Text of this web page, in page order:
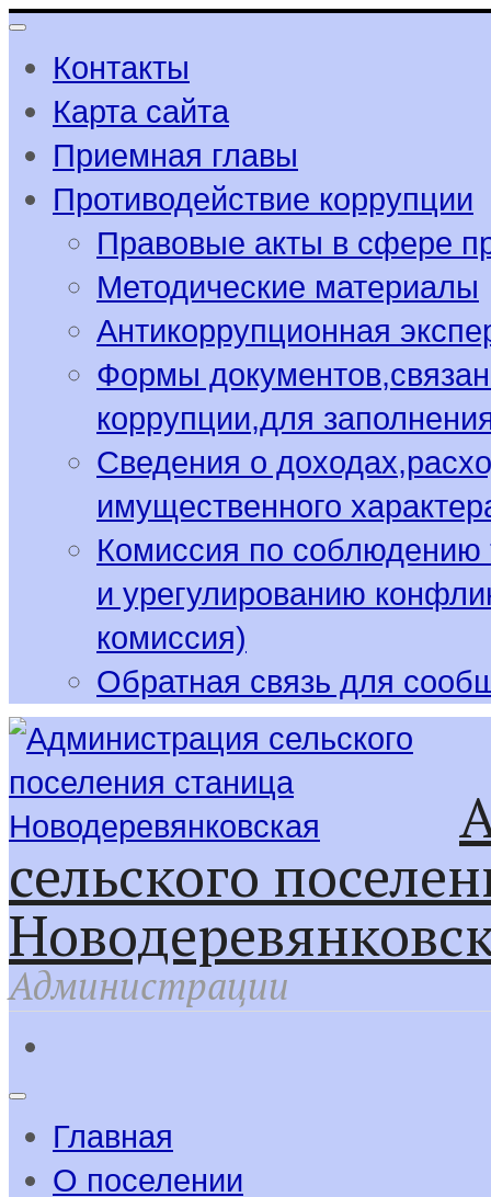
Контакты
Карта сайта
Приемная главы
Противодействие коррупции
Правовые акты в сфере
Методические материалы
Антикоррупционная
Формы
коррупции,для
Сведения о
имущественного
Комиссия по соблюдению
и урегулированию
комиссия)
Обратная связь для
сельского
Администрации
Главная
О поселении